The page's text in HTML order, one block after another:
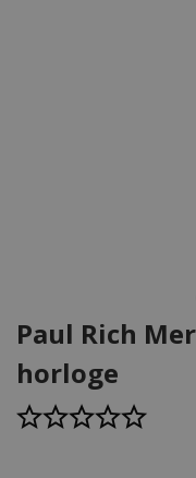
Paul Rich
horloge